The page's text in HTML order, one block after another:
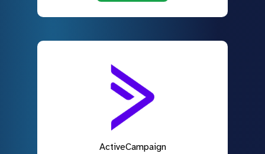
ActiveCampaign